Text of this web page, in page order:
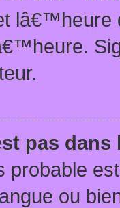
pas dans
probable
ou